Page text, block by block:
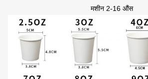
मशीन 2-16 औंस